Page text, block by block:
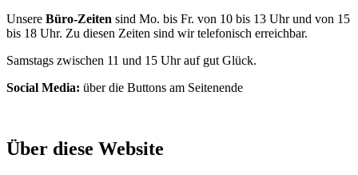
Unsere Büro-Zeiten sind Mo. bis Fr. von 10 bis 13 Uhr und von 15
bis 18 Uhr. Zu diesen Zeiten sind wir telefonisch erreichbar.
Samstags zwischen 11 und 15 Uhr auf gut Glück.
Social Media: über die Buttons am Seitenende
Über diese Website